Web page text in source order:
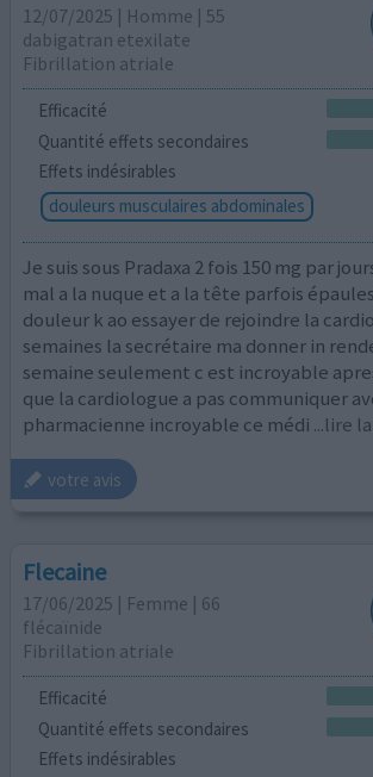
12/07/2025 | Homme | 55
dabigatran etexilate
Fibrillation atriale
Efficacité
Quantité effets secondaires
Effets indésirables
douleurs musculaires abdominales
Je suis sous Pradaxa 2 fois 150 mg par
mal a la nuque et a la tête parfois
douleur k ao essayer de rejoindre la
semaines la secrétaire ma donner in
semaine seulement c est incroyable
que la cardiologue a pas communiquer
pharmacienne incroyable ce médi ...lire
votre avis
Flecaine
17/06/2025 | Femme | 66
flécaïnide
Fibrillation atriale
Efficacité
Quantité effets secondaires
Effets indésirables